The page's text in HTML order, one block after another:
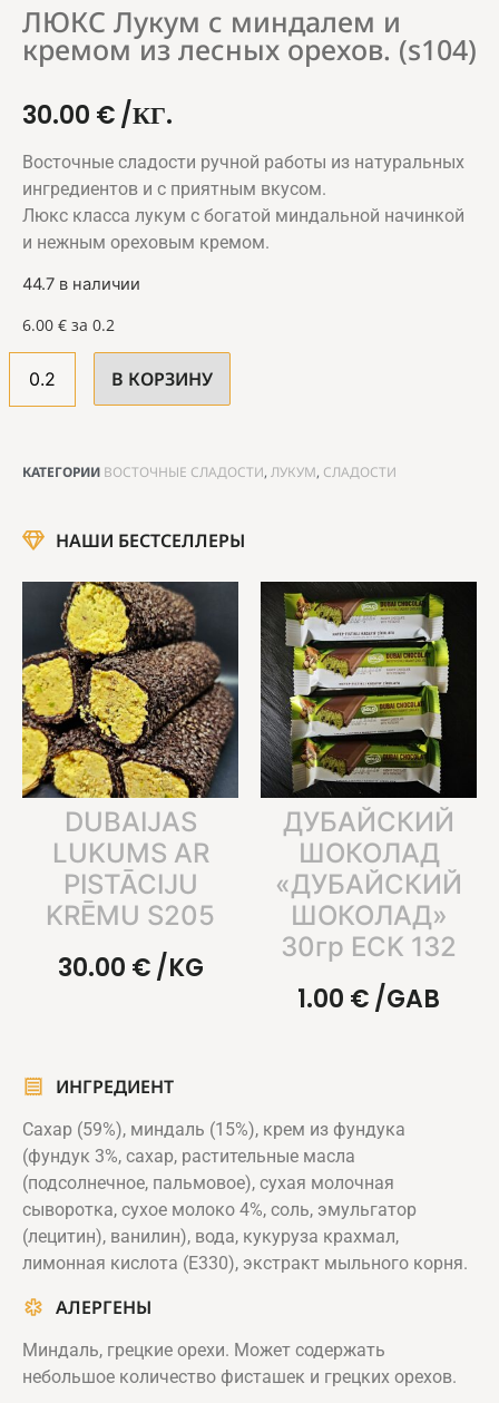
ЛЮКС Лукум с миндалем и
кремом из лесных орехов. (s104)
30.00 €/КГ.
Восточные сладости ручной работы из натуральных
ингредиентов и с приятным вкусом.
Люкс класса лукум с богатой миндальной начинкой
и нежным ореховым кремом.
44.7 в наличии
6.00 € за 0.2
В КОРЗИНУ
КАТЕГОРИИ ВОСТОЧНЫЕ СЛАДОСТИ, ЛУКУМ, СЛАДОСТИ
НАШИ БЕСТСЕЛЛЕРЫ
DUBAIJAS
LUKUMS AR
PISTĀCIJU
KRĒMU S205
30.00 €/KG
ДУБАЙСКИЙ
ШОКОЛАД
«ДУБАЙСКИЙ
ШОКОЛАД»
30гр ECK 132
1.00 €/GAB
ИНГРЕДИЕНТ
Сахар (59%), миндаль (15%), крем из фундука
(фундук 3%, сахар, растительные масла
(подсолнечное, пальмовое), сухая молочная
сыворотка, сухое молоко 4%, соль, эмульгатор
(лецитин), ванилин), вода, кукуруза крахмал,
лимонная кислота (Е330), экстракт мыльного корня.
АЛЕРГЕНЫ
Миндаль, грецкие орехи. Может содержать
небольшое количество фисташек и грецких орехов.